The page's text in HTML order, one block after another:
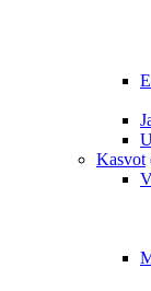
Kasvot